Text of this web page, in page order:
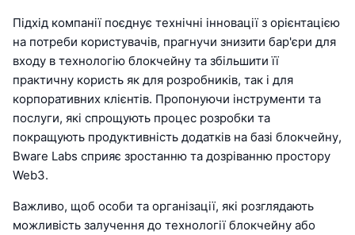
Підхід компанії поєднує технічні інновації з орієнтацією
на потреби користувачів, прагнучи знизити бар'єри для
входу в технологію блокчейну та збільшити її
практичну користь як для розробників, так і для
корпоративних клієнтів. Пропонуючи інструменти та
послуги, які спрощують процес розробки та
покращують продуктивність додатків на базі блокчейну,
Bware Labs сприяє зростанню та дозріванню простору
Web3.
Важливо, щоб особи та організації, які розглядають
можливість залучення до технології блокчейну або